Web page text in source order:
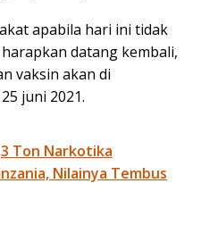
apabila hari ini tidak
datang kembali,
vaksin akan di
juni 2021.
Ton Narkotika
Nilainya Tembus